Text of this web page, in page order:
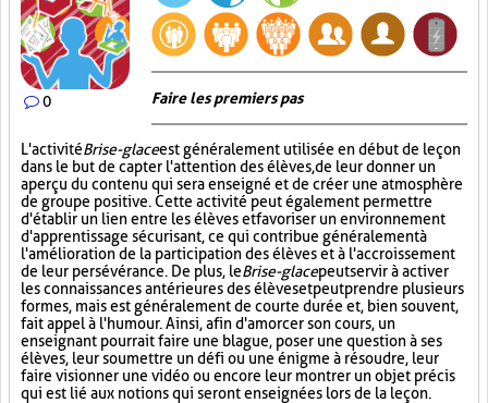
0 Faire les premiers pas
L'activitéBrise-glaceest généralement utilisée en début de leçon
dans le but de capter l'attention des élèves, de leur donner un
aperçu du contenu qui sera enseigné et de créer une atmosphère
de groupe positive. Cette activité peut également permettre
d'établir un lien entre les élèves et favoriser un environnement
d'apprentissage sécurisant, ce qui contribue généralement à
l'amélioration de la participation des élèves et à l'accroissement
de leur persévérance. De plus, leBrise-glacepeut servir à activer
les connaissances antérieures des élèves et peut prendre plusieurs
formes, mais est généralement de courte durée et, bien souvent,
fait appel à l'humour. Ainsi, afin d'amorcer son cours, un
enseignant pourrait faire une blague, poser une question à ses
élèves, leur soumettre un défi ou une énigme à résoudre, leur
faire visionner une vidéo ou encore leur montrer un objet précis
qui est lié aux notions qui seront enseignées lors de la leçon.